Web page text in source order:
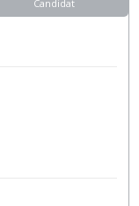
Candidat